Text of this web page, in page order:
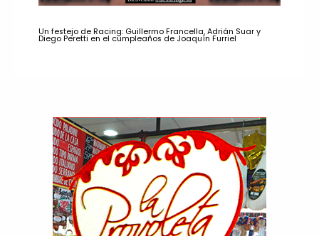
Un festejo de Racing: Guillermo Francella, Adrián Suar y
Diego Peretti en el cumpleaños de Joaquín Furriel